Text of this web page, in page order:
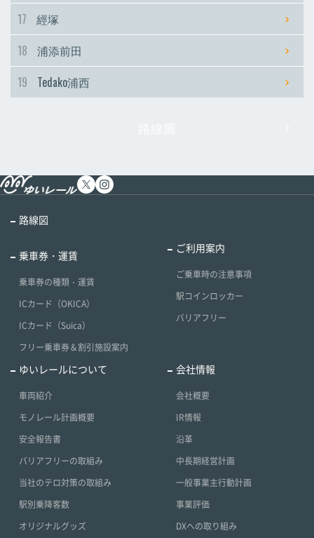
17
經塚
18
浦添前田
19
Tedako浦西
路線図
乗車券・運賃
乗車券の種類・運賃
ICカード（OKICA）
ICカード（Suica）
フリー乗車券＆割引施設案内
ご利用案内
ご乗車時の注意事項
駅コインロッカー
バリアフリー
ゆいレールについて
車両紹介
モノレール計画概要
安全報告書
バリアフリーの取組み
当社のテロ対策の取組み
駅別乗降客数
オリジナルグッズ
会社情報
会社概要
IR情報
沿革
中長期経営計画
一般事業主行動計画
事業評価
DXへの取り組み